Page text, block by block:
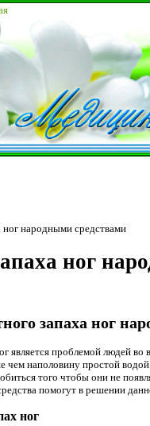
ног народными средствами
ног
запаха ног
является проблемой людей
чем наполовину простой
того чтобы они не
помогут в решении
ног